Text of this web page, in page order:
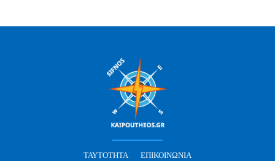
ΤΑΥΤΌΤΗΤΑ ΕΠΙΚΟΙΝΩΝΊΑ